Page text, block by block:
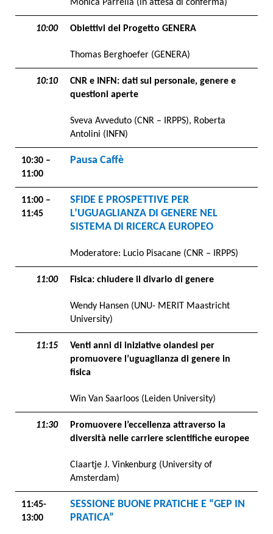
Monica Parrella (in attesa di conferma)
10:00 Obiettivi del Progetto GENERA
Thomas Berghoefer (GENERA)
10:10
CNR e INFN: dati sul personale, genere e
questioni aperte
Sveva Avveduto (CNR – IRPPS), Roberta
Antolini (INFN)
10:30 –
11:00
Pausa Caffè
11:00 –
11:45
SFIDE E PROSPETTIVE PER
L’UGUAGLIANZA DI GENERE NEL
SISTEMA DI RICERCA EUROPEO
Moderatore: Lucio Pisacane (CNR – IRPPS)
11:00 Fisica: chiudere il divario di genere
Wendy Hansen (UNU- MERIT Maastricht
University)
11:15
Venti anni di iniziative olandesi per
promuovere l’uguaglianza di genere in
fisica
Win Van Saarloos (Leiden University)
11:30
Promuovere l’eccellenza attraverso la
diversità nelle carriere scientifiche europee
Claartje J. Vinkenburg (University of
Amsterdam)
11:45-
13:00
SESSIONE BUONE PRATICHE E “GEP IN
PRATICA”